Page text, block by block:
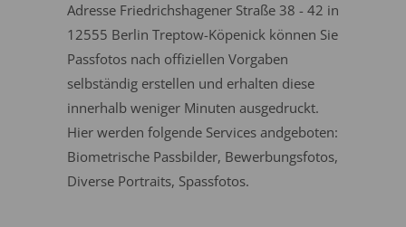
Adresse Friedrichshagener Straße 38 - 42 in
12555 Berlin Treptow-Köpenick können Sie
Passfotos nach offiziellen Vorgaben
selbständig erstellen und erhalten diese
innerhalb weniger Minuten ausgedruckt.
Hier werden folgende Services andgeboten:
Biometrische Passbilder, Bewerbungsfotos,
Diverse Portraits, Spassfotos.